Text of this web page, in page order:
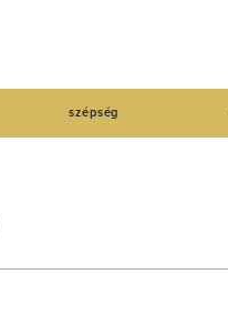
szépség